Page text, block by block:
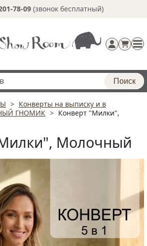
78-09 (звонок бесплатный)
Регистрация
Поиск
Конверты на выписку и в
ГНОМИК
Конверт "Милки",
Молочный